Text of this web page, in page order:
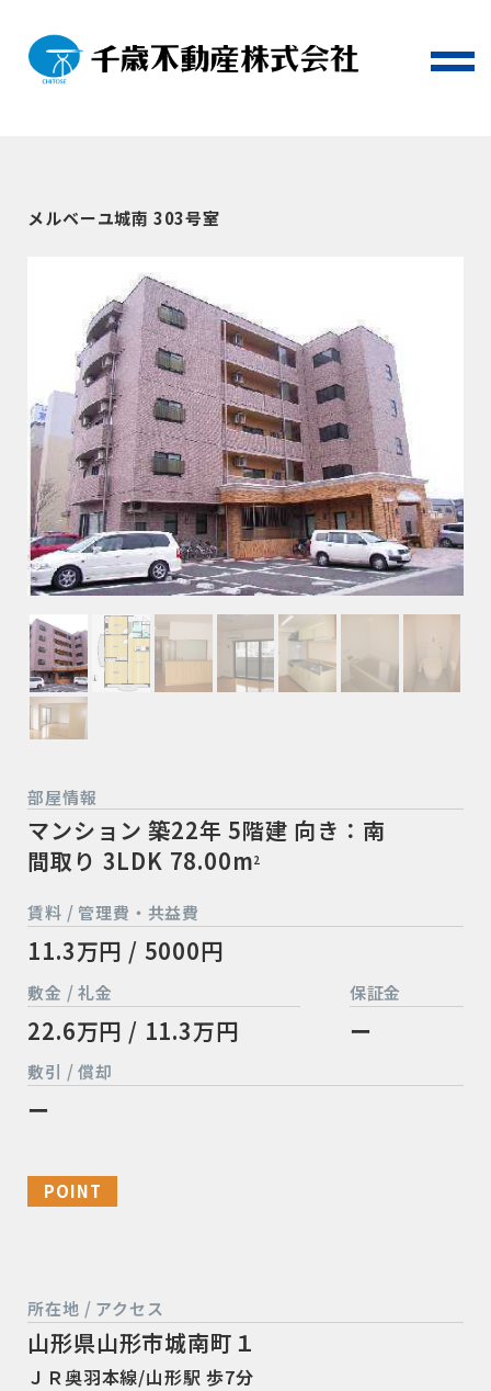
メルベーユ城南 303号室
部屋情報
マンション 築22年 5階建 向き：南
間取り 3LDK 78.00m2
賃料 / 管理費・共益費
11.3万円 / 5000円
敷金 / 礼金
22.6万円 / 11.3万円
保証金
ー
敷引 / 償却
ー
POINT
所在地 / アクセス
山形県山形市城南町１
ＪＲ奥羽本線/山形駅 歩7分